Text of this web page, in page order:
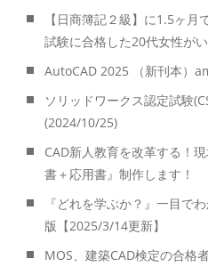
【日商簿記２級】に1.5ヶ
試験に合格した20代女性がい
AutoCAD 2025 （新刊本）
ソリッドワークス認定試験
(2024/10/25)
CAD新人教育を改革する！
書＋応用書』制作します！
『どれを学ぶか？』一目で
版【2025/3/14更新】
MOS、建築CAD検定の合格